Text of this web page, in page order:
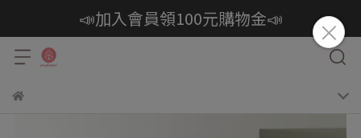
📣加入會員領100元購物金📣